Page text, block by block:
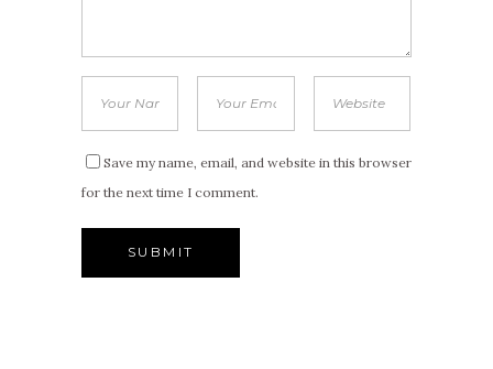
Save my name, email, and website in this browser
for the next time I comment.